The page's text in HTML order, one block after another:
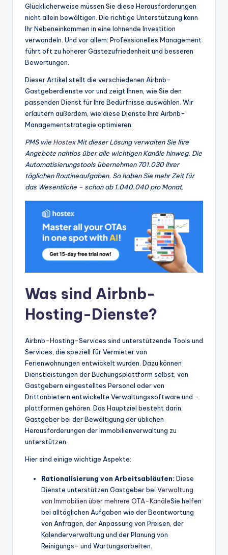
Glücklicherweise müssen Sie diese Herausforderungen
nicht allein bewältigen. Die richtige Unterstützung kann
Ihr Nebeneinkommen in eine lohnende Investition
verwandeln. Und vor allem: Professionelles Management
führt oft zu höherer Gästezufriedenheit und besseren
Bewertungen.
Dieser Artikel stellt die verschiedenen Airbnb-
Gastgeberdienste vor und zeigt Ihnen, wie Sie den
passenden Dienst für Ihre Bedürfnisse auswählen. Wir
erläutern außerdem, wie diese Dienste Ihre Airbnb-
Managementstrategie optimieren.
PMS wie HostexMit dieser Lösung verwalten Sie Ihre
Angebote nahtlos über alle wichtigen Kanäle hinweg. Die
Automatisierungstools übernehmen 701.030 Ihrer
täglichen Routineaufgaben. So haben Sie mehr Zeit für
das Wesentliche – schon ab 1.040.040 pro Monat.
Was sind Airbnb-
Hosting-Dienste?
Airbnb-Hosting-Services sind unterstützende Tools und
Services, die speziell für Vermieter von
Ferienwohnungen entwickelt wurden. Dazu können
Dienstleistungen der Buchungsplattform selbst, von
Gastgebern eingestelltes Personal oder von
Drittanbietern entwickelte Verwaltungssoftware und -
plattformen gehören. Das Hauptziel besteht darin,
Gastgeber bei der Bewältigung der üblichen
Herausforderungen der Immobilienverwaltung zu
unterstützen.
Hier sind einige wichtige Aspekte:
Rationalisierung von Arbeitsabläufen: Diese
Dienste unterstützen Gastgeber bei Verwaltung
von Immobilien über mehrere OTA-KanäleSie helfen
bei alltäglichen Aufgaben wie der Beantwortung
von Anfragen, der Anpassung von Preisen, der
Kalenderverwaltung und der Planung von
Reinigungs- und Wartungsarbeiten.